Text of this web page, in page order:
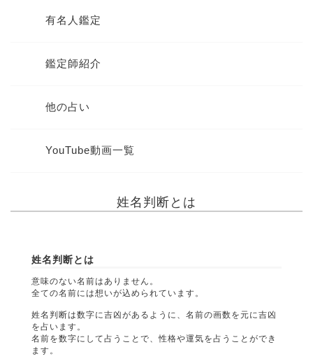
有名人鑑定
鑑定師紹介
他の占い
YouTube動画一覧
姓名判断とは
姓名判断とは
意味のない名前はありません。
全ての名前には想いが込められています。
姓名判断は数字に吉凶があるように、名前の画数を元に吉凶
を占います。
名前を数字にして占うことで、性格や運気を占うことができ
ます。